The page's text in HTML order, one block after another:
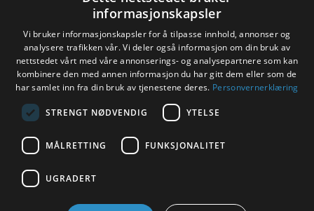
ACEM VERDEN OVER
VELG LAND
Dyade
informasjonskapsler
Vi bruker informasjonskapsler for å tilpasse innhold, annonser og
analysere trafikken vår. Vi deler også informasjon om din bruk av
nettstedet vårt med våre annonserings- og analysepartnere som kan
kombinere den med annen informasjon du har gitt dem eller som de
har samlet inn fra din bruk av tjenestene deres. Personvernerklæring
STRENGT NØDVENDIG YTELSE
MÅLRETTING FUNKSJONALITET
UGRADERT